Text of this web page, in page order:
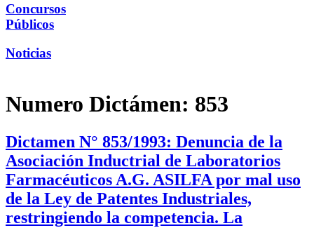
Concursos
Públicos
Noticias
Numero Dictámen: 853
Dictamen N° 853/1993: Denuncia de la
Asociación Inductrial de Laboratorios
Farmacéuticos A.G. ASILFA por mal uso
de la Ley de Patentes Industriales,
restringiendo la competencia. La